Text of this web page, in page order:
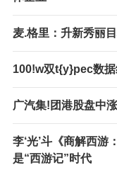
麦.格里：升新秀丽
100!w双t{y}pec数
广汽集!团港股盘中
李‘光’斗《商解西
是“西游记”时代